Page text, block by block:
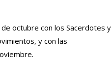
octubre con los Sacerdotes y
y con las